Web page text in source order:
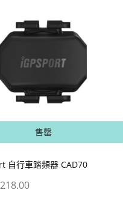
售罄
自行車踏頻器 CAD70